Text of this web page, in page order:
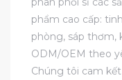
phẩm cao cấp:
phòng, sáp thơm,
ODM/OEM theo
Chúng tôi cam